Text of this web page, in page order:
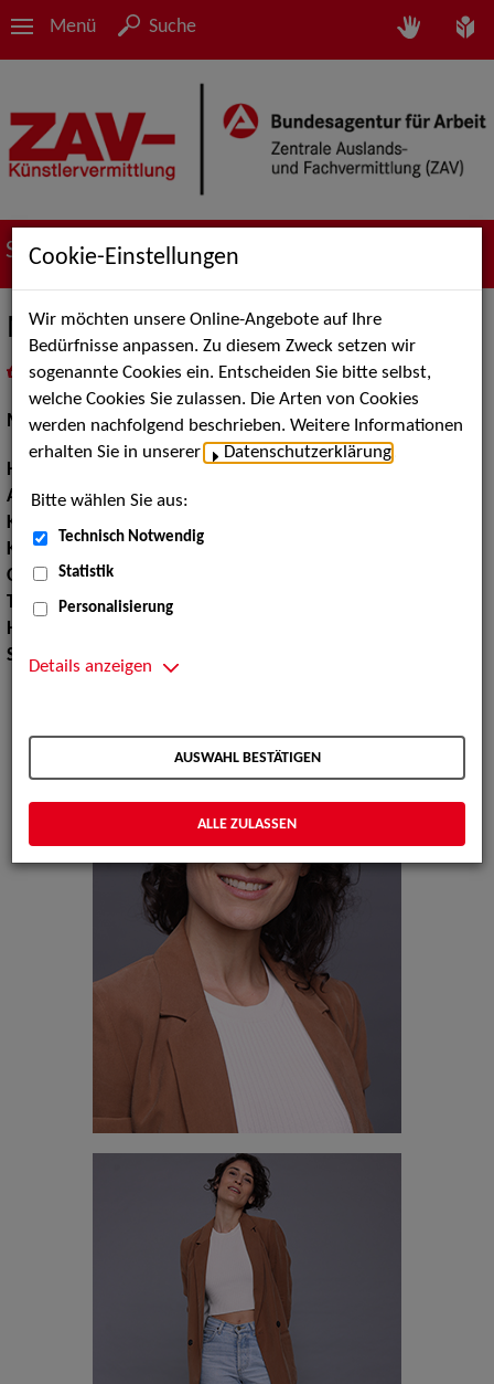
Menü Suche
Suche nach Künstler*innen
Melike B.
als PDF speichern
inMeine Merklistelegen
Models / Werbung:Fotomodell
Haarfarbe:
Augenfarbe:braun
Körpergröße:
Konfektionsgröße:
Oberweite:88
Taille:
68
Hüfte:
Schuhgröße:
38
Cookie-Einstellungen
Wir möchten unsere Online-Angebote auf Ihre
Bedürfnisse anpassen. Zu diesem Zweck setzen wir
sogenannte Cookies ein. Entscheiden Sie bitte selbst,
welche Cookies Sie zulassen. Die Arten von Cookies
werden nachfolgend beschrieben. Weitere Informationen
erhalten Sie in unserer
Datenschutzerklärung
Bitte wählen Sie aus:
Technisch Notwendig
Statistik
Personalisierung
Details anzeigen
AUSWAHL BESTÄTIGEN
ALLE ZULASSEN